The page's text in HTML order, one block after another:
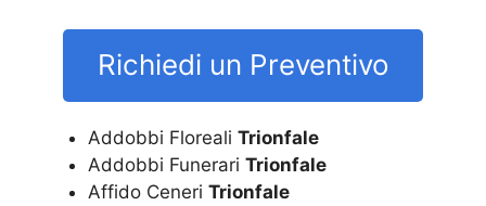
Richiedi un Preventivo
Addobbi Floreali Trionfale
Addobbi Funerari Trionfale
Affido Ceneri Trionfale